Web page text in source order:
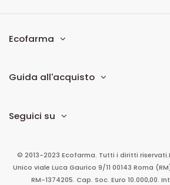
Ecofarma
Guida all'acquisto
Seguici su
© 2013-2023 Ecofarma. Tutti i diritti riservati.
Unico viale Luca Gaurico 9/11 00143 Roma
RM-1374205. Cap. Soc. Euro 10.000,00.